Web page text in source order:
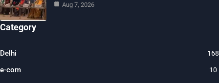
Aug 7, 2026
Category
Delhi
e-com 10